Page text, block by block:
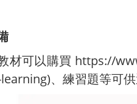
材可以購買 https://
、練習題等可